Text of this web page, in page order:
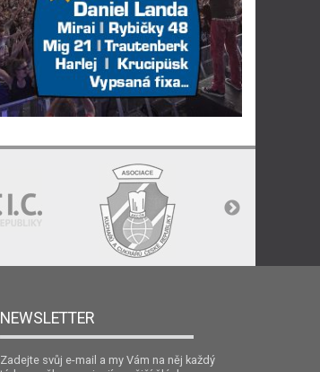
NEWSLETTER
Zadejte svůj e-mail a my Vám na něj každý